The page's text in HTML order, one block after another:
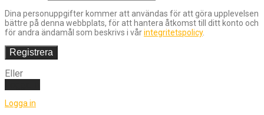
Dina personuppgifter kommer att användas för att göra upplevelsen
bättre på denna webbplats, för att hantera åtkomst till ditt konto och
för andra ändamål som beskrivs i vårintegritetspolicy.
Registrera
Eller
Logga in